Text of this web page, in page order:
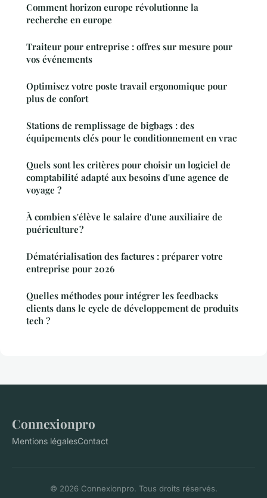
Comment horizon europe révolutionne la
recherche en europe
Traiteur pour entreprise : offres sur mesure pour
vos événements
Optimisez votre poste travail ergonomique pour
plus de confort
Stations de remplissage de bigbags : des
équipements clés pour le conditionnement en vrac
Quels sont les critères pour choisir un logiciel de
comptabilité adapté aux besoins d'une agence de
voyage ?
À combien s'élève le salaire d'une auxiliaire de
puériculture ?
Dématérialisation des factures : préparer votre
entreprise pour 2026
Quelles méthodes pour intégrer les feedbacks
clients dans le cycle de développement de produits
tech ?
Connexionpro
Mentions légalesContact
© 2026 Connexionpro. Tous droits réservés.